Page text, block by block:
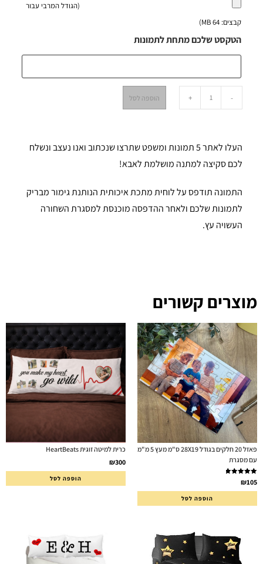
(הגודל המרבי עבור
קבצים: 64 MB)
הטקסט שלכם מתחת לתמונות
-
+ הוספה לסל
העלו לאתר 5 תמונות ומשפט שתרצו שנכתוב ואנו נעצב ונשלח
לכם סקיצה למתנה מושלמת לאבא!
התמונה תודפס על לוחית מתכת איכותית הנותנת גימור מבריק
לתמונות שלכם ולאחר ההדפסה מוכנסת למסגרת השחורה
העשויה עץ.
מוצרים קשורים
פאזל 20 חלקים בגודל 28X19 ס"מ מעץ 5 מ"מ
עם מסגרת
דורג5.00
₪105
הוספה לסל
כרית למיטה זוגית HeartBeats
₪300
הוספה לסל